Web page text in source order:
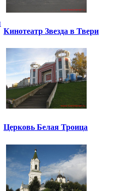
Кинотеатр Звезда в Твери
Церковь Белая Троица